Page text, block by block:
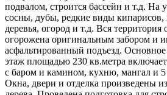
подвалом, строится бассейн и т.д. На
сосны, дубы, редкие виды
деревья, огород и т.д. Вся территория
огорожена оригинальным забором и
асфальтированный подъезд.
этаж площадью 230 кв.метра
с баром и камином, кухню, мангал и 5
Окна, двери и отделка произведены